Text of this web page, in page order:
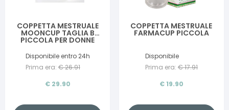
COPPETTA MESTRUALE
MOONCUP TAGLIA B
PICCOLA PER DONNE
Disponibile entro 24h
Prima era: €26.91
€ 29.90
COPPETTA MESTRUALE
FARMACUP PICCOLA
Disponibile
Prima era: €17.91
€ 19.90